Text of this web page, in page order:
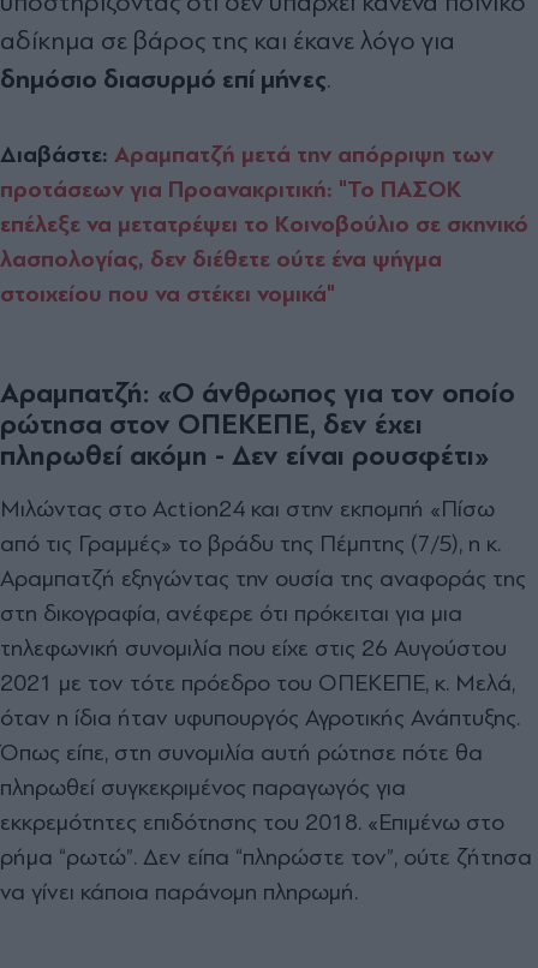
αδίκημα σε βάρος της και έκανε λόγο για
δημόσιο διασυρμό επί μήνες.
Διαβάστε: Αραμπατζή μετά την απόρριψη των
προτάσεων για Προανακριτική: "Το ΠΑΣΟΚ
επέλεξε να μετατρέψει το Κοινοβούλιο σε σκηνικό
λασπολογίας, δεν διέθετε ούτε ένα ψήγμα
στοιχείου που να στέκει νομικά"
Αραμπατζή: «Ο άνθρωπος για τον οποίο
ρώτησα στον ΟΠΕΚΕΠΕ, δεν έχει
πληρωθεί ακόμη - Δεν είναι ρουσφέτι»
Μιλώντας στο Action24 και στην εκπομπή «Πίσω
από τις Γραμμές» το βράδυ της Πέμπτης (7/5), η κ.
Αραμπατζή εξηγώντας την ουσία της αναφοράς της
στη δικογραφία, ανέφερε ότι πρόκειται για μια
τηλεφωνική συνομιλία που είχε στις 26 Αυγούστου
2021 με τον τότε πρόεδρο του ΟΠΕΚΕΠΕ, κ. Μελά,
όταν η ίδια ήταν υφυπουργός Αγροτικής Ανάπτυξης.
Όπως είπε, στη συνομιλία αυτή ρώτησε πότε θα
πληρωθεί συγκεκριμένος παραγωγός για
εκκρεμότητες επιδότησης του 2018. «Επιμένω στο
ρήμα “ρωτώ”. Δεν είπα “πληρώστε τον”, ούτε ζήτησα
να γίνει κάποια παράνομη πληρωμή.